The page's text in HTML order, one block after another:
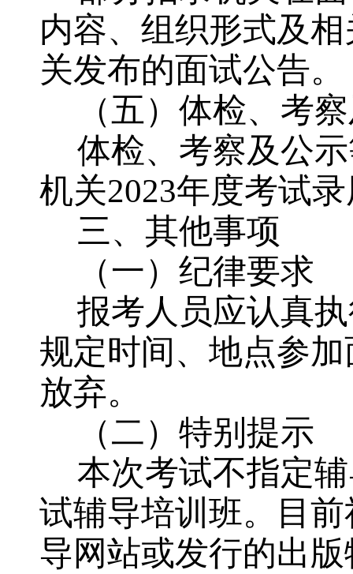
内容、组织形式及
关发布的面试公告。
（五）体检、 考察
体检、 考察及公
机关2023年度考试
三、其他事项
（一）纪律要求
报考人员应认真
规定时间、地点参
放弃。
（二）特别提示
本次考试不指定
试辅导培训班。目
导网站或发行的出